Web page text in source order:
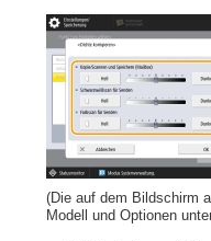
(Die auf dem Bildschirm
Modell und Optionen